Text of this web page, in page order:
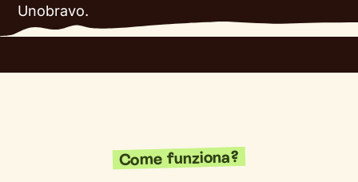
Unobravo.
Come funziona?